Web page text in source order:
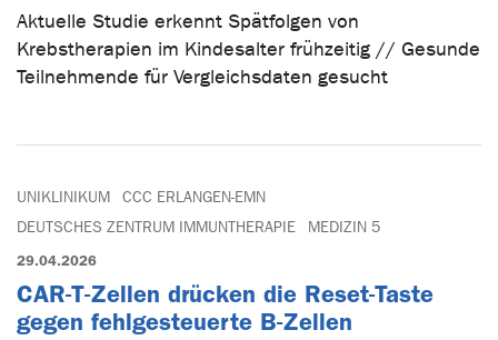
Aktuelle Studie erkennt Spätfolgen von
Krebstherapien im Kindesalter frühzeitig // Gesunde
Teilnehmende für Vergleichsdaten gesucht
UNIKLINIKUM
CCC ERLANGEN-EMN
DEUTSCHES ZENTRUM IMMUNTHERAPIE
MEDIZIN 5
29.04.2026
CAR-T-Zellen drücken die Reset-Taste
gegen fehlgesteuerte B-Zellen